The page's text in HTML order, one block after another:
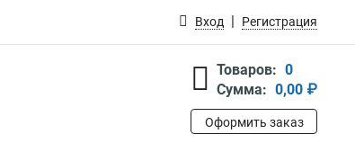
Вход Регистрация
Товаров: 0
Сумма: 0,00 ₽
Оформить заказ